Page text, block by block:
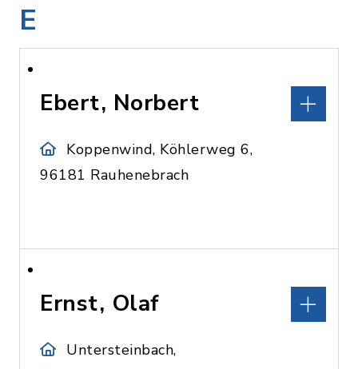
E
Ebert, Norbert
Koppenwind, Köhlerweg 6,
96181 Rauhenebrach
Ernst, Olaf
Untersteinbach,